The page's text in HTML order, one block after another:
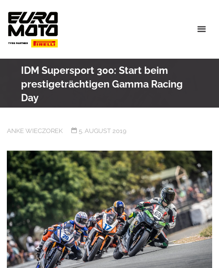
content
IDM Supersport 300: Start beim
prestigeträchtigen Gamma Racing
Day
ANKE WIECZOREK 5. AUGUST 2019